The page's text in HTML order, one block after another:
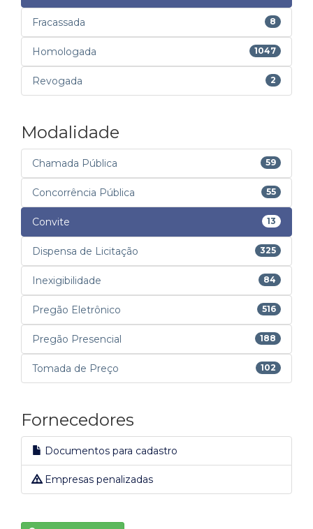
Fracassada 8
Homologada 1047
Revogada 2
Modalidade
Chamada Pública 59
Concorrência Pública 55
Convite 13
Dispensa de Licitação 325
Inexigibilidade 84
Pregão Eletrônico 516
Pregão Presencial 188
Tomada de Preço 102
Fornecedores
Documentos para cadastro
Empresas penalizadas